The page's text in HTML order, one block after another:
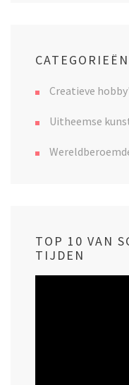
CATEGORIEËN
Creatieve
Uitheemse
TOP 10 VAN
TIJDEN